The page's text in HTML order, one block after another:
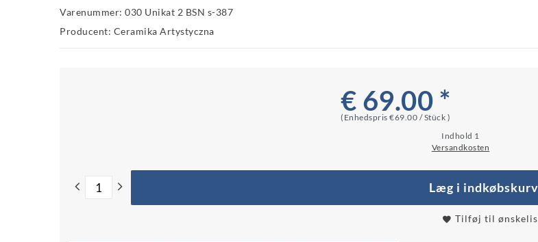
Varenummer: 030 Unikat 2 BSN s-387
Producent: Ceramika Artystyczna
€ 69.00 *
(Enhedspris €69.00 / Stück )
Indhold 1
Versandkosten
Læg i
Tilføj til